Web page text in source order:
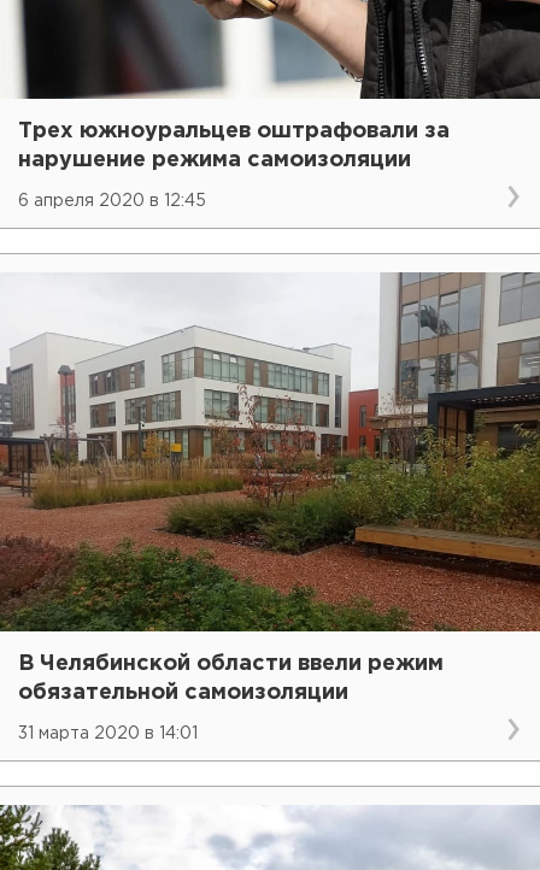
Трех южноуральцев оштрафовали за
нарушение режима самоизоляции
6 апреля 2020 в 12:45
В Челябинской области ввели режим
обязательной самоизоляции
31 марта 2020 в 14:01